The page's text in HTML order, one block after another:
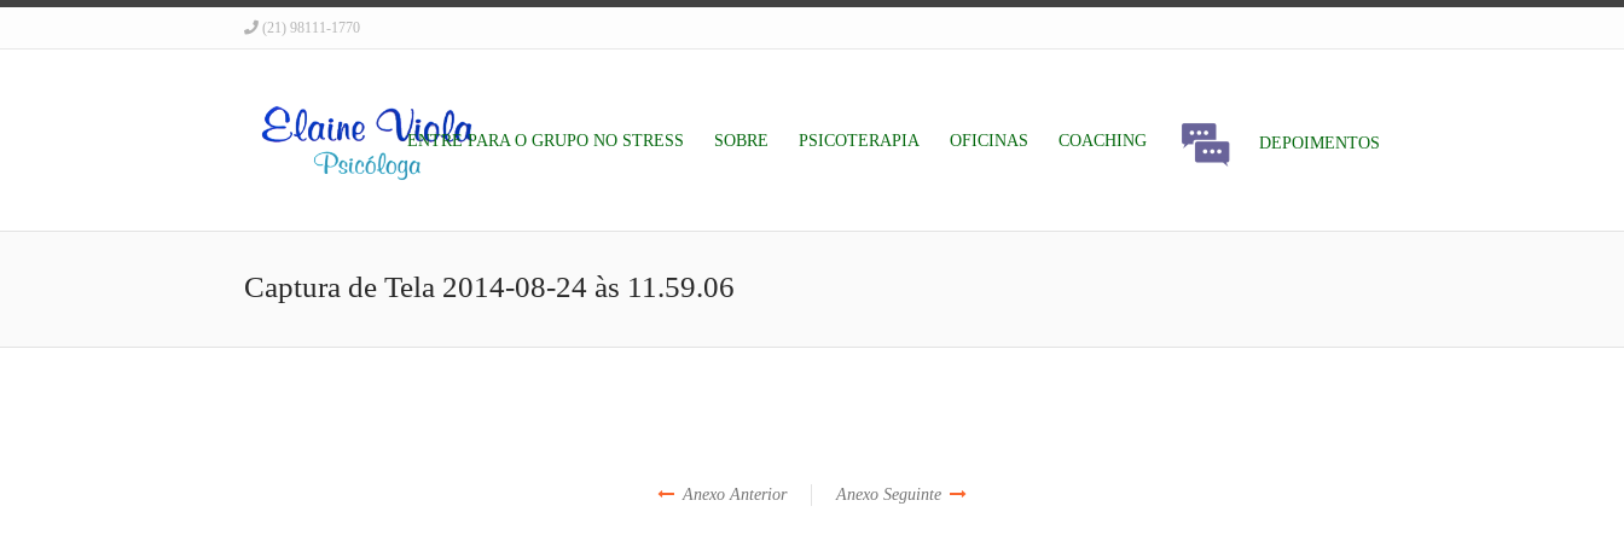
(21) 98111-1770
ENTRE PARA O GRUPO NO STRESS SOBRE PSICOTERAPIA OFICINAS COACHING DEPOIMENTOS
Captura de Tela 2014-08-24 às 11.59.06
Anexo Anterior Anexo Seguinte